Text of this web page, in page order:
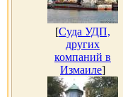
[Суда УДП,
других
компаний в
Измаиле]